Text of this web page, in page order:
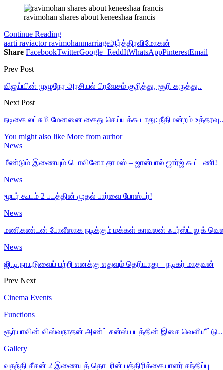
ravimohan shares about keneeshaa francis
Continue Reading
aarti raviactor ravimohanmarriageஆர்த்திரவிமோகன்
Share FacebookTwitterGoogle+ReddItWhatsAppPinterestEmail
Prev Post
விஜய்யின் முழுநேர அரசியல் பிரவேசம் குறித்து, சூரி கருத்து..
Next Post
நடிகை லட்சுமி மேனனை கைது செய்யக்கூடாது: நீதிமன்றம் உத்தரவு..
You might also like More from author
News
மீண்டும் இணையும் டொவினோ தாமஸ் – ஜான்பால் ஜார்ஜ் கூட்டணி!
News
மூடர் கூடம் 2 படத்தின் முதல் பார்வை போஸ்டர்!
News
மணிகண்டன் போலீஸாக நடிக்கும் மக்கள் காவலன் ஃபர்ஸ்ட் லுக்
News
ஜி.டி.நாயுடுவைப் பற்றி எனக்கு எதுவும் தெரியாது – நடிகர் மாதவன்
Prev Next
Cinema Events
Functions
சூர்யாவின் விஸ்வநாதன் அண்ட் சன்ஸ் படத்தின் இசை
Gallery
வதந்தி சீசன் 2 இணையத் தொடரின் பத்திரிக்கையாளர் சந்திப்பு